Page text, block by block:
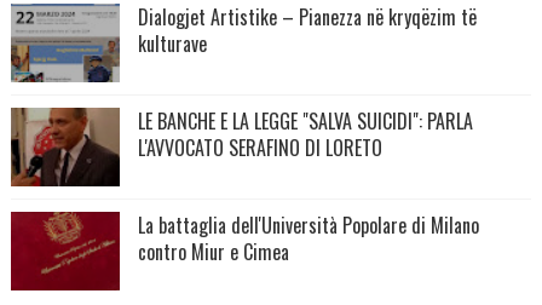
Dialogjet Artistike – Pianezza në kryqëzim të
kulturave
LE BANCHE E LA LEGGE "SALVA SUICIDI": PARLA
L'AVVOCATO SERAFINO DI LORETO
La battaglia dell'Università Popolare di Milano
contro Miur e Cimea